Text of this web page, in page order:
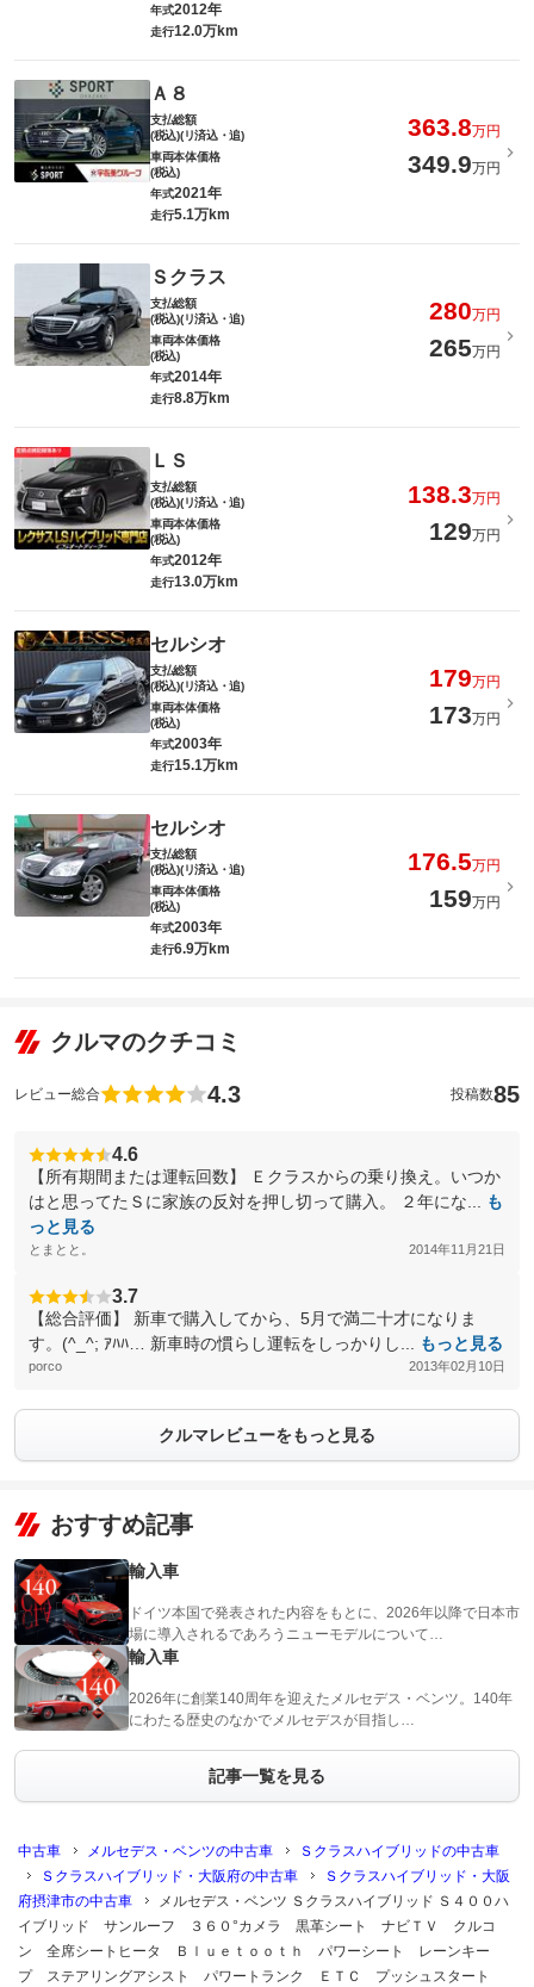
年式2012年
走行12.0万km
Ａ８
支払総額
(税込)(リ済込・追)
363.8万円
車両本体価格
(税込)
349.9万円
年式2021年
走行5.1万km
Ｓクラス
支払総額
(税込)(リ済込・追)
280万円
車両本体価格
(税込)
265万円
年式2014年
走行8.8万km
ＬＳ
支払総額
(税込)(リ済込・追)
138.3万円
車両本体価格
(税込)
129万円
年式2012年
走行13.0万km
セルシオ
支払総額
(税込)(リ済込・追)
179万円
車両本体価格
(税込)
173万円
年式2003年
走行15.1万km
セルシオ
支払総額
(税込)(リ済込・追)
176.5万円
車両本体価格
(税込)
159万円
年式2003年
走行6.9万km
クルマのクチコミ
レビュー総合 4.3 投稿数85
4.6
【所有期間または運転回数】 Ｅクラスからの乗り換え。いつか
はと思ってたＳに家族の反対を押し切って購入。 ２年にな...
も
っと見る
とまとと。 2014年11月21日
3.7
【総合評価】 新車で購入してから、5月で満二十才になりま
す。(^_^; ｱﾊﾊ… 新車時の慣らし運転をしっかりし...
もっと見る
porco 2013年02月10日
クルマレビューをもっと見る
おすすめ記事
輸入車
ドイツ本国で発表された内容をもとに、2026年以降で日本市
場に導入されるであろうニューモデルについて…
輸入車
2026年に創業140周年を迎えたメルセデス・ベンツ。140年
にわたる歴史のなかでメルセデスが目指し…
記事一覧を見る
中古車 メルセデス・ベンツの中古車
Ｓクラスハイブリッドの中古車
Ｓクラスハイブリッド・大阪府の中古車
Ｓクラスハイブリッド・大阪
府摂津市の中古車
メルセデス・ベンツ Ｓクラスハイブリッド Ｓ４００ハ
イブリッド サンルーフ ３６０°カメラ 黒革シート ナビＴＶ クルコ
ン 全席シートヒータ Ｂｌｕｅｔｏｏｔｈ パワーシート レーンキー
プ ステアリングアシスト パワートランク ＥＴＣ プッシュスタート